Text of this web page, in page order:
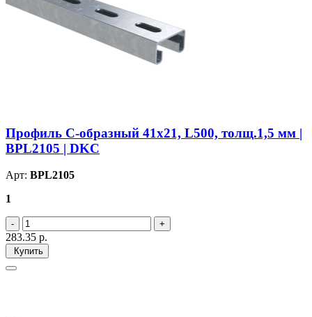
Профиль С-образный 41х21, L500, толщ.1,5 мм |
BPL2105 | DKC
Арт: BPL2105
1
283.35 р.
Купить